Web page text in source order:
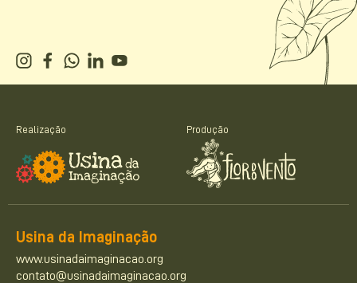
Realização Produção
Usina da Imaginação
www.usinadaimaginacao.org
contato@usinadaimaginacao.org